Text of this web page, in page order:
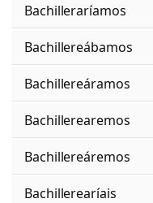
Bachilleraríamos
Bachillereábamos
Bachillereáramos
Bachillerearemos
Bachillereáremos
Bachillerearíais